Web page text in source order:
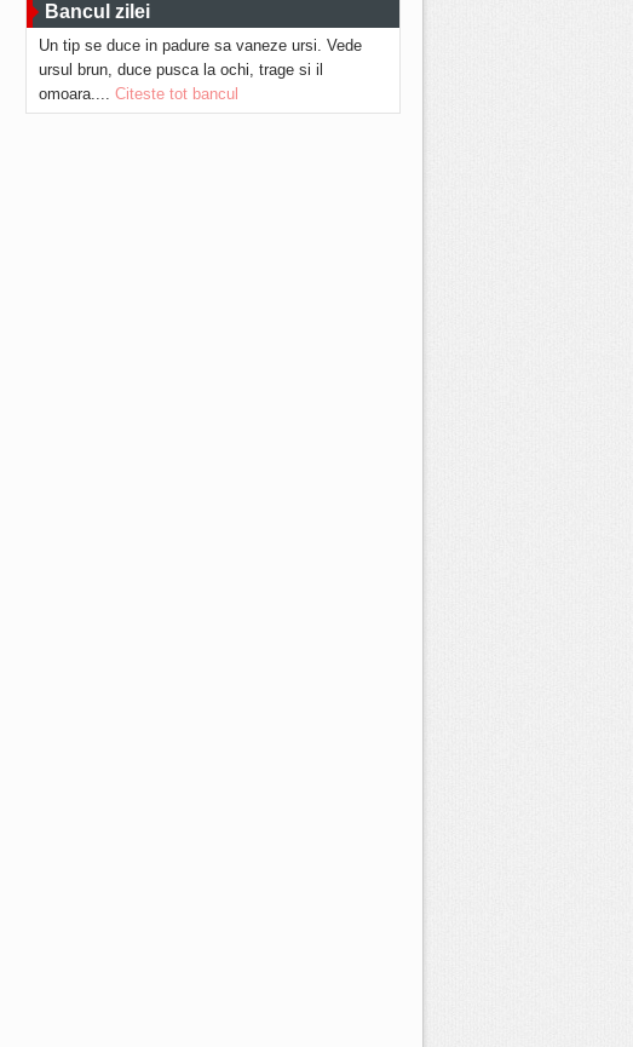
Bancul zilei
Un tip se duce in padure sa vaneze ursi. Vede
ursul brun, duce pusca la ochi, trage si il
omoara.... Citeste tot bancul